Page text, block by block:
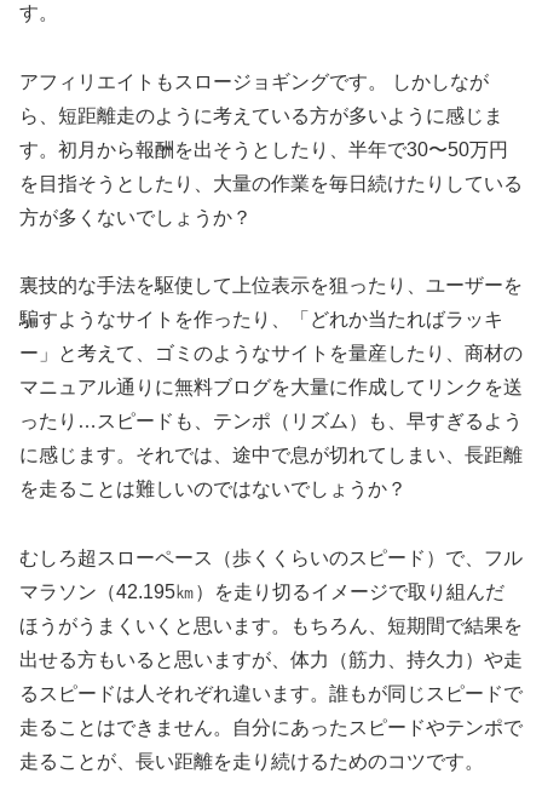
す。
アフィリエイトもスロージョギングです。 しかしなが
ら、短距離走のように考えている方が多いように感じま
す。初月から報酬を出そうとしたり、半年で30〜50万円
を目指そうとしたり、大量の作業を毎日続けたりしている
方が多くないでしょうか？
裏技的な手法を駆使して上位表示を狙ったり、ユーザーを
騙すようなサイトを作ったり、「どれか当たればラッキ
ー」と考えて、ゴミのようなサイトを量産したり、商材の
マニュアル通りに無料ブログを大量に作成してリンクを送
ったり…スピードも、テンポ（リズム）も、早すぎるよう
に感じます。それでは、途中で息が切れてしまい、長距離
を走ることは難しいのではないでしょうか？
むしろ超スローペース（歩くくらいのスピード）で、フル
マラソン（42.195㎞）を走り切るイメージで取り組んだ
ほうがうまくいくと思います。もちろん、短期間で結果を
出せる方もいると思いますが、体力（筋力、持久力）や走
るスピードは人それぞれ違います。誰もが同じスピードで
走ることはできません。自分にあったスピードやテンポで
走ることが、長い距離を走り続けるためのコツです。